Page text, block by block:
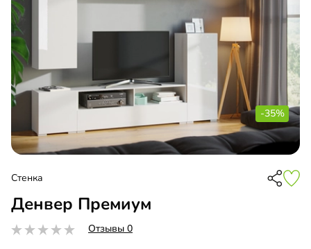
-35%
Стенка
Денвер Премиум
Отзывы 0